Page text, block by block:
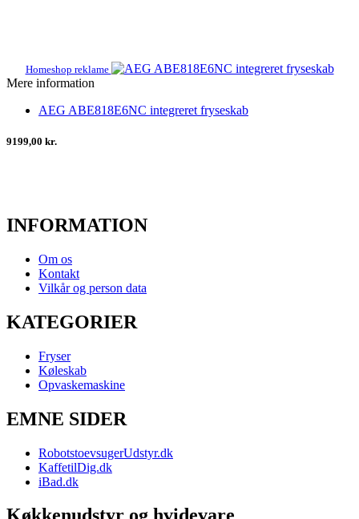
Homeshop reklame
Mere information
AEG ABE818E6NC integreret fryseskab
9199,00 kr.
INFORMATION
Om os
Kontakt
Vilkår og person data
KATEGORIER
Fryser
Køleskab
Opvaskemaskine
EMNE SIDER
RobotstoevsugerUdstyr.dk
KaffetilDig.dk
iBad.dk